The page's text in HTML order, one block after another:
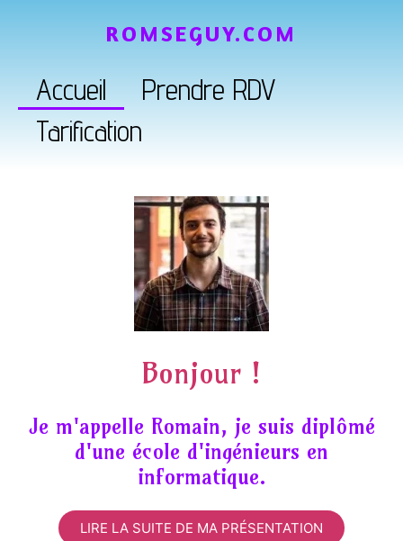
Accueil
Prendre RDV
Tarification
ROMSEGUY.COM
Bonjour !
Je m'appelle Romain, je suis diplômé
d'une école d'ingénieurs en
informatique.
LIRE LA SUITE DE MA PRÉSENTATION